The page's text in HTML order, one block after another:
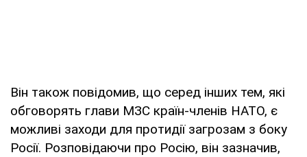
Він також повідомив, що серед інших тем, які
обговорять глави МЗС країн-членів НАТО, є
можливі заходи для протидії загрозам з боку
Росії. Розповідаючи про Росію, він зазначив,